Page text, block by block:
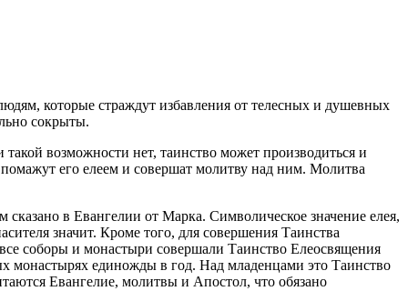
которые страждут избавления от телесных и душевных
сокрыты.
возможности нет, таинство может производиться и
его елеем и совершат молитву над ним. Молитва
в Евангелии от Марка. Символическое значение елея,
значит. Кроме того, для совершения Таинства
соборы и монастыри совершали Таинство Елеосвящения
монастырях единожды в год. Над младенцами это Таинство
Евангелие, молитвы и Апостол, что обязано